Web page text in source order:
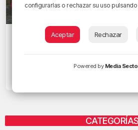
EGUNON MAGAZINE
son las fechas del Jai
CATEGORÍAS
configurarlas o rechazar su uso
Aceptar Rechazar
Powered by Media